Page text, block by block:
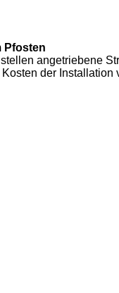
Pfosten
angetriebene
der Installation